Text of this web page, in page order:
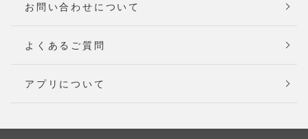
お問い合わせについて
よくあるご質問
アプリについて